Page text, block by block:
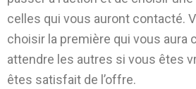
celles qui vous auront contacté.
choisir la première qui vous aura
attendre les autres si vous êtes
êtes satisfait de l’offre.